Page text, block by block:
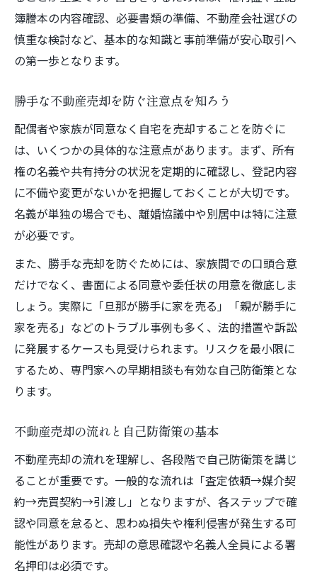
別居中でも役立つ不動産売却のコツ
財産分与前の不動産売却注意ポイント
離婚協議中の不動産売却リスク管理法
福岡県での不動産売却に必要な自己防衛策
福岡県で自己防衛しながら不動産売却
福岡県特有の不動産売却注意点を解説
不動産売却で損しないための実践対策
福岡県の不動産市場動向と自己防衛法
住んでいる家を勝手に売却された体験談
不動産売却トラブルの実例と注意点
自己防衛で防げた不動産売却被害とは
勝手な不動産売却を防ぐための教訓集
家を守るための不動産売却の失敗事例
簿謄本の内容確認、必要書類の準備、不動産会社選びの
慎重な検討など、基本的な知識と事前準備が安心取引へ
の第一歩となります。
勝手な不動産売却を防ぐ注意点を知ろう
配偶者や家族が同意なく自宅を売却することを防ぐに
は、いくつかの具体的な注意点があります。まず、所有
権の名義や共有持分の状況を定期的に確認し、登記内容
に不備や変更がないかを把握しておくことが大切です。
名義が単独の場合でも、離婚協議中や別居中は特に注意
が必要です。
また、勝手な売却を防ぐためには、家族間での口頭合意
だけでなく、書面による同意や委任状の用意を徹底しま
しょう。実際に「旦那が勝手に家を売る」「親が勝手に
家を売る」などのトラブル事例も多く、法的措置や訴訟
に発展するケースも見受けられます。リスクを最小限に
するため、専門家への早期相談も有効な自己防衛策とな
ります。
不動産売却の流れと自己防衛策の基本
不動産売却の流れを理解し、各段階で自己防衛策を講じ
ることが重要です。一般的な流れは「査定依頼→媒介契
約→売買契約→引渡し」となりますが、各ステップで確
認や同意を怠ると、思わぬ損失や権利侵害が発生する可
能性があります。売却の意思確認や名義人全員による署
名押印は必須です。